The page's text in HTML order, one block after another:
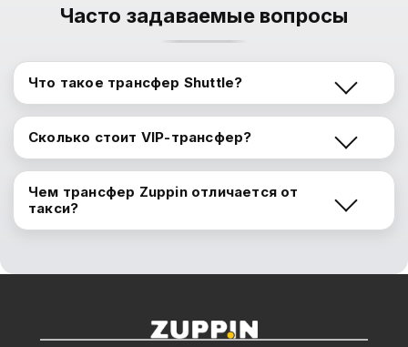
Часто задаваемые вопросы
Что такое трансфер Shuttle?
экономичный совместный проезд, когда разные
пассажиры делят один автомобиль.
Сколько стоит VIP-трансфер?
автомобиля. Актуальную цену можно увидеть,
оформив бронирование в нашем приложении.
Чем трансфер Zuppin отличается от
такси?